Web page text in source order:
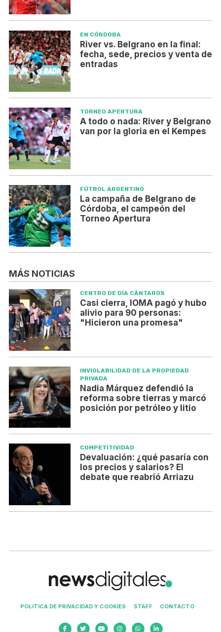
EN CÓRDOBA
River vs. Belgrano en la final:
fecha, sede, precios y venta de
entradas
TORNEO APERTURA
A todo o nada: River y Belgrano
van por la gloria en el Kempes
FÚTBOL ARGENTINO
La campaña de Belgrano de
Córdoba, el campeón del
Torneo Apertura
MÁS NOTICIAS
CENTRO DE DÍA CÁNTAROS
Casi cierra, IOMA pagó y hubo
alivio para 90 personas:
"Hicieron una promesa"
INVIOLABILIDAD DE LA PROPIEDAD
PRIVADA
Nadia Márquez defendió la
reforma sobre tierras y marcó
posición por petróleo y litio
COMPETITIVIDAD
Devaluación: ¿qué pasaría con
los precios y salarios? El
debate que reabrió Arriazu
POLITICA DE PRIVACIDAD Y COOKIES STAFF CONTACTO